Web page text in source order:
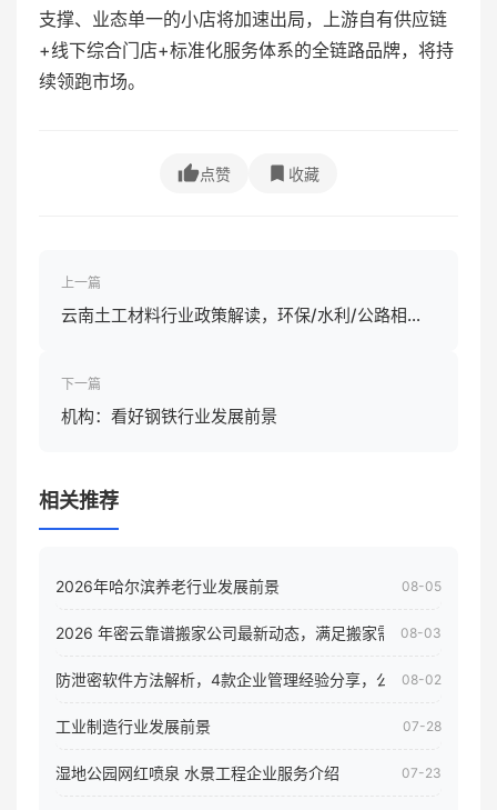
支撑、业态单一的小店将加速出局，上游自有供应链
+线下综合门店+标准化服务体系的全链路品牌，将持
续领跑市场。
点赞 收藏
上一篇
云南土工材料行业政策解读，环保/水利/公路相关
下一篇
机构：看好钢铁行业发展前景
相关推荐
2026年哈尔滨养老行业发展前景 08-05
2026 年密云靠谱搬家公司最新动态，满足搬家需求！08-03
防泄密软件方法解析，4款企业管理经验分享，公司员工电脑核
08-02
工业制造行业发展前景 07-28
湿地公园网红喷泉 水景工程企业服务介绍 07-23